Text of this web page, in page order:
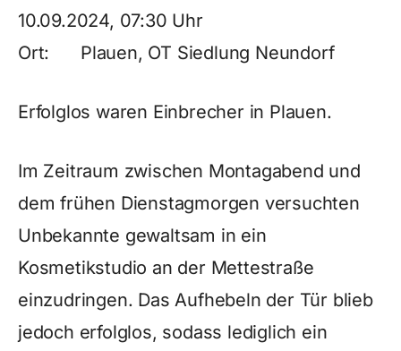
10.09.2024, 07:30 Uhr
Ort: Plauen, OT Siedlung Neundorf
Erfolglos waren Einbrecher in Plauen.
Im Zeitraum zwischen Montagabend und
dem frühen Dienstagmorgen versuchten
Unbekannte gewaltsam in ein
Kosmetikstudio an der Mettestraße
einzudringen. Das Aufhebeln der Tür blieb
jedoch erfolglos, sodass lediglich ein